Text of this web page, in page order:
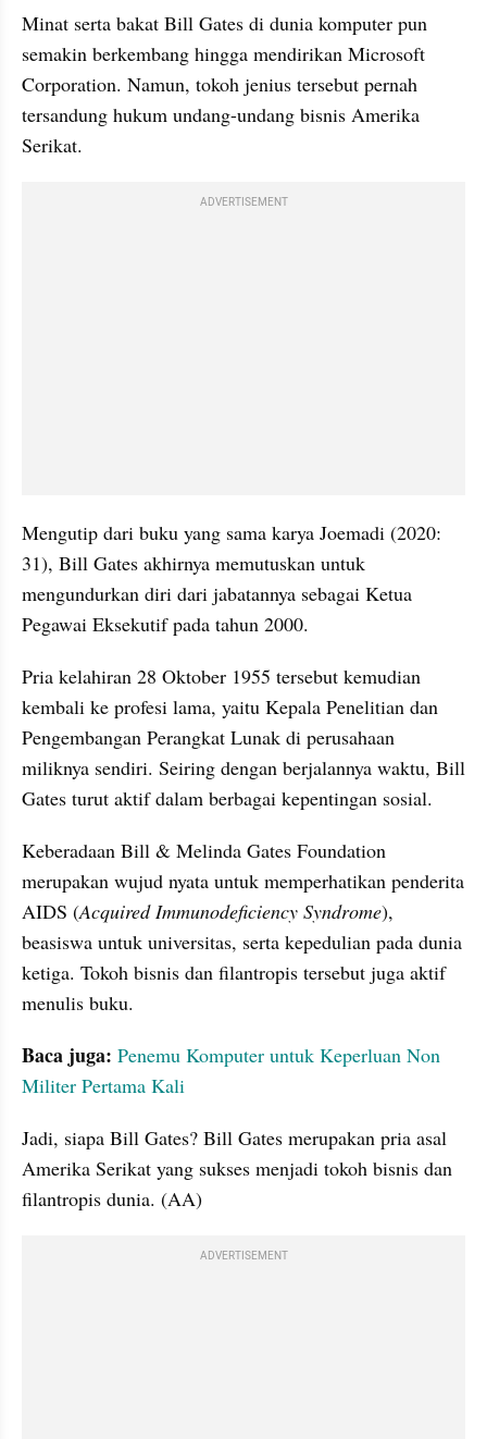
Minat serta bakat Bill Gates di dunia komputer pun
semakin berkembang hingga mendirikan Microsoft
Corporation. Namun, tokoh jenius tersebut pernah
tersandung hukum undang-undang bisnis Amerika
Serikat.
ADVERTISEMENT
Mengutip dari buku yang sama karya Joemadi (2020:
31), Bill Gates akhirnya memutuskan untuk
mengundurkan diri dari jabatannya sebagai Ketua
Pegawai Eksekutif pada tahun 2000.
Pria kelahiran 28 Oktober 1955 tersebut kemudian
kembali ke profesi lama, yaitu Kepala Penelitian dan
Pengembangan Perangkat Lunak di perusahaan
miliknya sendiri. Seiring dengan berjalannya waktu, Bill
Gates turut aktif dalam berbagai kepentingan sosial.
Keberadaan Bill & Melinda Gates Foundation
merupakan wujud nyata untuk memperhatikan penderita
AIDS (Acquired Immunodeficiency Syndrome),
beasiswa untuk universitas, serta kepedulian pada dunia
ketiga. Tokoh bisnis dan filantropis tersebut juga aktif
menulis buku.
Baca juga: Penemu Komputer untuk Keperluan Non
Militer Pertama Kali
Jadi, siapa Bill Gates? Bill Gates merupakan pria asal
Amerika Serikat yang sukses menjadi tokoh bisnis dan
filantropis dunia. (AA)
ADVERTISEMENT